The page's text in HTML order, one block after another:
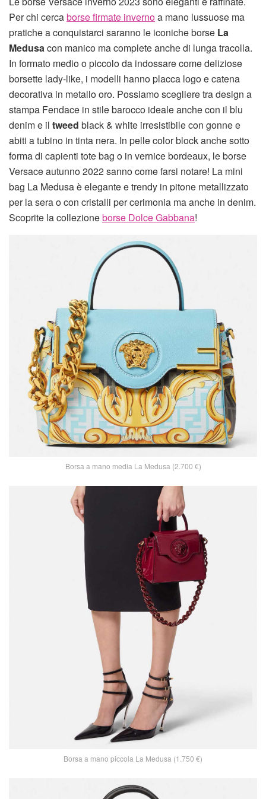
Per chi cercaborse firmate invernoa mano lussuose ma
pratiche a conquistarci saranno le iconiche borse La
Medusa con manico ma complete anche di lunga tracolla.
In formato medio o piccolo da indossare come deliziose
borsette lady-like, i modelli hanno placca logo e catena
decorativa in metallo oro. Possiamo scegliere tra design a
stampa Fendace in stile barocco ideale anche con il blu
denim e il tweed black & white irresistibile con gonne e
abiti a tubino in tinta nera. In pelle color block anche sotto
forma di capienti tote bag o in vernice bordeaux, le borse
Versace autunno 2022 sanno come farsi notare! La mini
bag La Medusa è elegante e trendy in pitone metallizzato
per la sera o con cristalli per cerimonia ma anche in denim.
Scoprite la collezioneborse Dolce Gabbana!
Borsa a mano media La Medusa (2.700 €)
Borsa a mano piccola La Medusa (1.750 €)